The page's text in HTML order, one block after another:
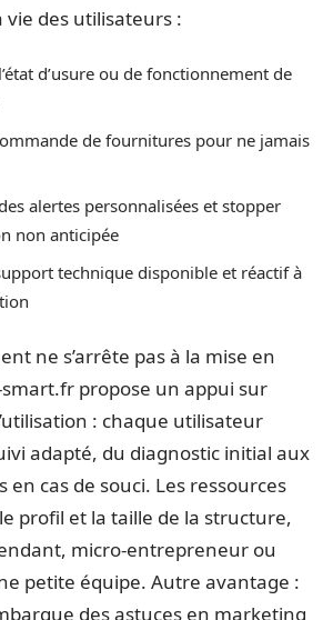
des utilisateurs :
d’usure ou de fonctionnement de
de fournitures pour ne jamais
alertes personnalisées et stopper
non anticipée
technique disponible et réactif à
ne s’arrête pas à la mise en
propose un appui sur
: chaque utilisateur
adapté, du diagnostic initial aux
en cas de souci. Les ressources
profil et la taille de la structure,
micro-entrepreneur ou
petite équipe. Autre avantage :
des astuces en marketing